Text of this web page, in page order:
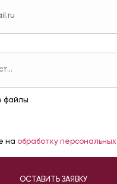
файлы
на обработку
ОСТАВИТЬ ЗАЯВКУ